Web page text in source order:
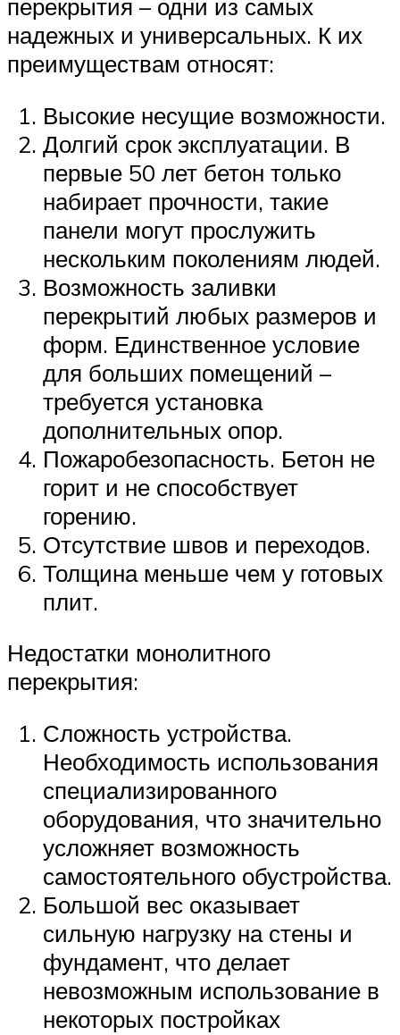
перекрытия – одни из самых
надежных и универсальных. К их
преимуществам относят:
Высокие несущие возможности.
Долгий срок эксплуатации. В
первые 50 лет бетон только
набирает прочности, такие
панели могут прослужить
нескольким поколениям людей.
Возможность заливки
перекрытий любых размеров и
форм. Единственное условие
для больших помещений –
требуется установка
дополнительных опор.
Пожаробезопасность. Бетон не
горит и не способствует
горению.
Отсутствие швов и переходов.
Толщина меньше чем у готовых
плит.
Недостатки монолитного
перекрытия:
Сложность устройства.
Необходимость использования
специализированного
оборудования, что значительно
усложняет возможность
самостоятельного обустройства.
Большой вес оказывает
сильную нагрузку на стены и
фундамент, что делает
невозможным использование в
некоторых постройках